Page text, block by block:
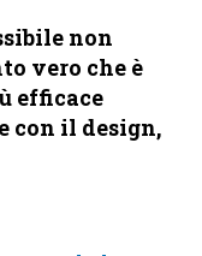
non
vero che è
efficace
con il design,